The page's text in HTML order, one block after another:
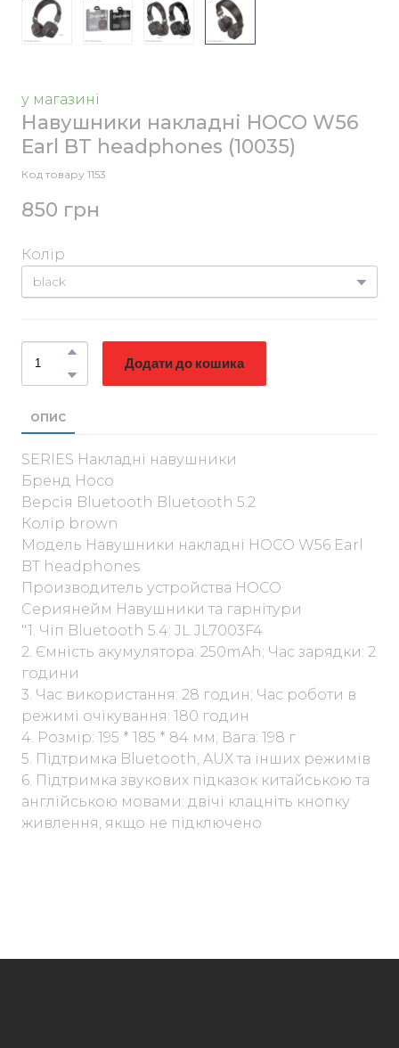
у магазині
Навушники накладні HOCO W56
Earl BT headphones (10035)
Код товару 1153
850 грн
Колір
Додати до кошика
ОПИС
SERIES Накладні навушники
Бренд Hoco
Версія Bluetooth Bluetooth 5.2
Колір brown
Модель Навушники накладні HOCO W56 Earl
BT headphones
Производитель устройства HOCO
Сериянейм Навушники та гарнітури
"1. Чіп Bluetooth 5.4: JL JL7003F4
2. Ємність акумулятора: 250mAh; Час зарядки: 2
години
3. Час використання: 28 годин; Час роботи в
режимі очікування: 180 годин
4. Розмір: 195 * 185 * 84 мм; Вага: 198 г
5. Підтримка Bluetooth, AUX та інших режимів
6. Підтримка звукових підказок китайською та
англійською мовами: двічі клацніть кнопку
живлення, якщо не підключено